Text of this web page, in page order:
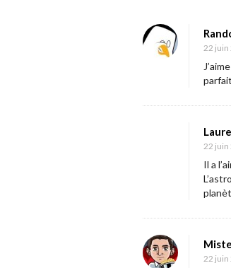
«
P
l
a
è
t
e
5
1
»
22 juin
22 juin
Il a
22 juin